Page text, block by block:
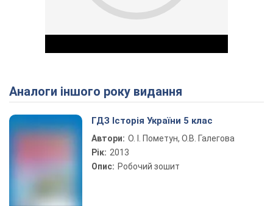
Play Video
Аналоги іншого року видання
ГДЗ Історія України 5 клас
Автори: О. І. Пометун, О.В. Галегова
Рік: 2013
Опис: Робочий зошит